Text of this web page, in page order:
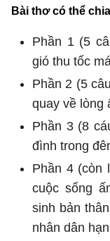
Bài thơ có thể
Phần 1 (5
gió thu tốc
Phần 2 (5
quay về lòng
Phần 3 (8
đình trong
Phần 4 (còn
cuộc sống
sinh bản
nhân dân